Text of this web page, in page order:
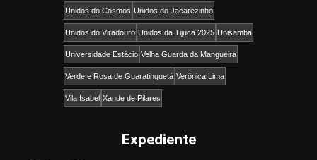
Unidos do Cosmos Unidos do Jacarezinho
Unidos do Viradouro Unidos da Tijuca 2025 Unisamba
Universidade Estácio Velha Guarda da Mangueira
Verde e Rosa de Guaratinguetá Verônica Lima
Vila Isabel Xande de Pilares
Expediente